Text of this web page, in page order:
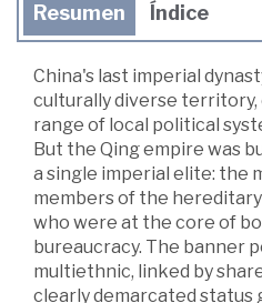
Resumen Índice
China's last imperial
culturally diverse territory,
range of local political
But the Qing empire was
a single imperial elite: the
members of the
who were at the core of
bureaucracy. The banner
multiethnic, linked by
clearly demarcated status